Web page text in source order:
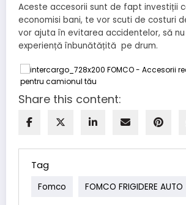
Aceste accesorii sunt de fapt investiții
economisi bani, te vor scuti de costuri
vor ajuta în evitarea accidentelor, să
experiență înbunătățită pe drum.
Share this content:
Tag
Fomco FOMCO FRIGIDERE AUTO